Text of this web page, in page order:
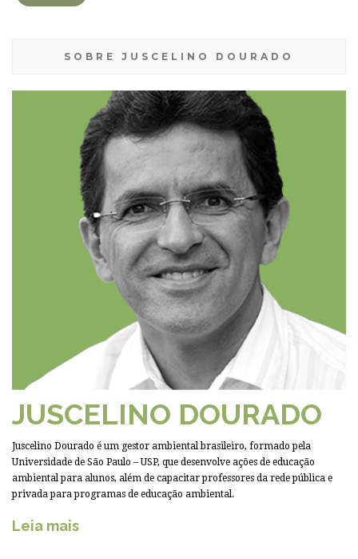
SOBRE JUSCELINO DOURADO
JUSCELINO DOURADO
Juscelino Dourado é um gestor ambiental brasileiro, formado pela
Universidade de São Paulo – USP, que desenvolve ações de educação
ambiental para alunos, além de capacitar professores da rede pública e
privada para programas de educação ambiental.
Leia mais